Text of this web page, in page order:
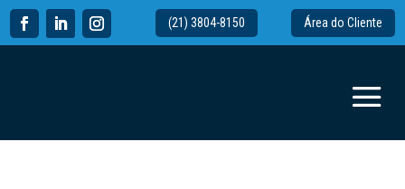
(21) 3804-8150 Área do Cliente